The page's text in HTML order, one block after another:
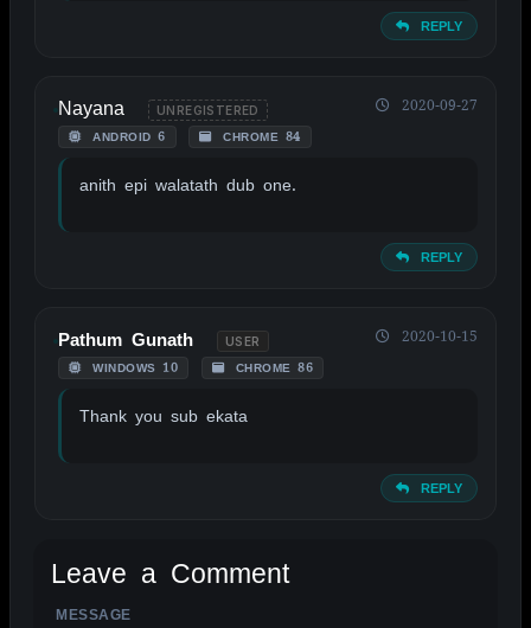
REPLY
Nayana UNREGISTERED
ANDROID 6 CHROME 84
2020-09-27
anith epi walatath dub one.
REPLY
Pathum Gunath USER
WINDOWS 10 CHROME 86
2020-10-15
Thank you sub ekata
REPLY
Leave a Comment
MESSAGE